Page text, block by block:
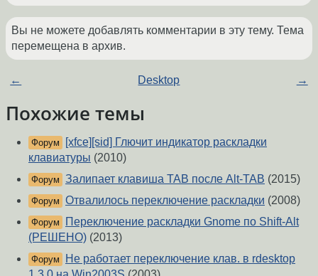
Вы не можете добавлять комментарии в эту тему. Тема
перемещена в архив.
← Desktop →
Похожие темы
Форум
[xfce][sid] Глючит индикатор раскладки
клавиатуры (2010)
Форум Залипает клавиша TAB после Alt-TAB (2015)
Форум Отвалилось переключение раскладки (2008)
Форум
Переключение раскладки Gnome по Shift-Alt
(РЕШЕНО) (2013)
Форум
Не работает переключение клав. в rdesktop